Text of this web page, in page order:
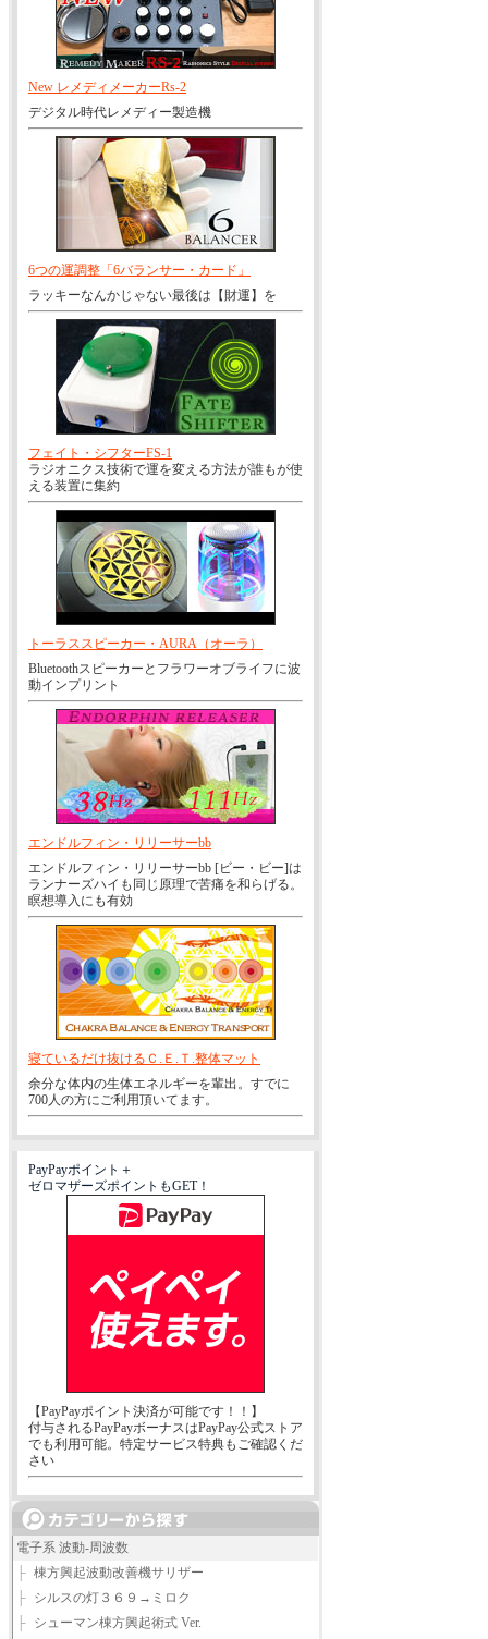
New レメディメーカーRs-2
デジタル時代レメディー製造機
6つの運調整「6バランサー・カード」
ラッキーなんかじゃない最後は【財運】を
フェイト・シフターFS-1
ラジオニクス技術で運を変える方法が誰もが使
える装置に集約
トーラススピーカー・AURA（オーラ）
Bluetoothスピーカーとフラワーオブライフに波
動インプリント
エンドルフィン・リリーサーbb
エンドルフィン・リリーサーbb [ビー・ビー]は
ランナーズハイも同じ原理で苦痛を和らげる。
瞑想導入にも有効
寝ているだけ抜けるＣ.Ｅ.Ｔ.整体マット
余分な体内の生体エネルギーを輩出。すでに
700人の方にご利用頂いてます。
PayPayポイント＋
ゼロマザーズポイントもGET！
【PayPayポイント決済が可能です！！】
付与されるPayPayボーナスはPayPay公式ストア
でも利用可能。特定サービス特典もご確認くだ
さい
電子系 波動-周波数
├ 棟方興起波動改善機サリザー
├ シルスの灯３６９→ミロク
├ シューマン棟方興起術式 Ver.